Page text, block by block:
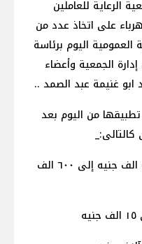
الرعاية للعاملين
على اتخاذ عدد من
اليوم برئاسة
الجمعية وأعضاء
غنيمة عبد الصمد ..
من اليوم بعد
زيادة مكافأة نهاية الخدمة من ٥٤٠ الف جنيه إلى ٦٠٠ الف